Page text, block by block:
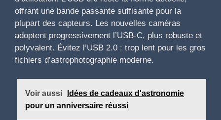
offrant une bande passante suffisante pour la
plupart des capteurs. Les nouvelles caméras
adoptent progressivement l’USB-C, plus robuste et
polyvalent. Évitez l’USB 2.0 : trop lent pour les gros
fichiers d’astrophotographie moderne.
Voir aussi
Idées de cadeaux d'astronomie
pour un anniversaire réussi